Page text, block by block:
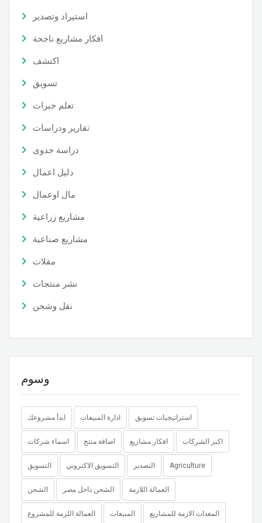
استيراد وتصدير
افكار مشاريع ناجحة
اكتشف
تسويق
تعلم خبرات
تقارير ودراسات
دراسة جدوى
دليل اعمال
مال اوعمال
مشاريع زراعية
مشاريع صناعية
مقلات
نشر منتجات
نقل وشحن
وسوم
ابدأ مشروعك ادارة المبيعات استراتيجيات تسويق
اسماء شركات اضافة منتج افكار مشاريع اكبر الشركات
التسويق التسويق الاكتروني التصدير Agriculture
الشحن الشحن داخل مصر العمالة اللازمة
العمالة اللزمة للمشروع المبيعات المعدات الازمة للمشاريع